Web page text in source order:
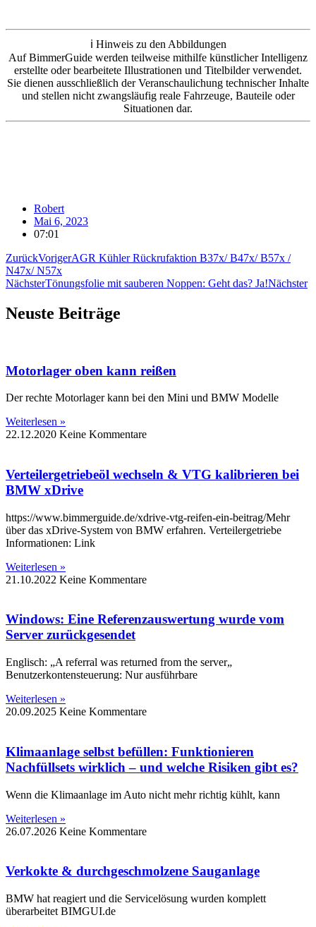
ℹ️ Hinweis zu den Abbildungen
Auf BimmerGuide werden teilweise mithilfe künstlicher Intelligenz
erstellte oder bearbeitete Illustrationen und Titelbilder verwendet.
Sie dienen ausschließlich der Veranschaulichung technischer Inhalte
und stellen nicht zwangsläufig reale Fahrzeuge, Bauteile oder
Situationen dar.
Robert
Mai 6, 2023
07:01
ZurückVorigerAGR Kühler Rückrufaktion B37x/ B47x/ B57x /
N47x/ N57x
NächsterTönungsfolie mit sauberen Noppen: Geht das? Ja!Nächster
Neuste Beiträge
Motorlager oben kann reißen
Der rechte Motorlager kann bei den Mini und BMW Modelle
Weiterlesen »
22.12.2020 Keine Kommentare
Verteilergetriebeöl wechseln & VTG kalibrieren bei
BMW xDrive
https://www.bimmerguide.de/xdrive-vtg-reifen-ein-beitrag/Mehr
über das xDrive-System von BMW erfahren. Verteilergetriebe
Informationen: Link
Weiterlesen »
21.10.2022 Keine Kommentare
Windows: Eine Referenzauswertung wurde vom
Server zurückgesendet
Englisch: „A referral was returned from the server„
Benutzerkontensteuerung: Nur ausführbare
Weiterlesen »
20.09.2025 Keine Kommentare
Klimaanlage selbst befüllen: Funktionieren
Nachfüllsets wirklich – und welche Risiken gibt es?
Wenn die Klimaanlage im Auto nicht mehr richtig kühlt, kann
Weiterlesen »
26.07.2026 Keine Kommentare
Verkokte & durchgeschmolzene Sauganlage
BMW hat reagiert und die Servicelösung wurden komplett
überarbeitet BIMGUI.de